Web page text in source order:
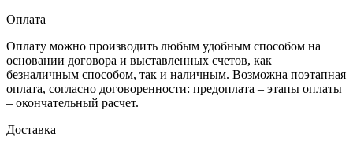
Оплата
Оплату можно производить любым удобным способом на
основании договора и выставленных счетов, как
безналичным способом, так и наличным. Возможна поэтапная
оплата, согласно договоренности: предоплата – этапы оплаты
– окончательный расчет.
Доставка